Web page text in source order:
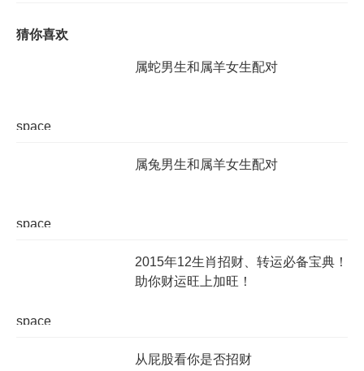
猜你喜欢
space
​属蛇男生和属羊女生配对
space
属兔男生和属羊女生配对
space
2015年12生肖招财、转运必备宝典！
助你财运旺上加旺！
从屁股看你是否招财